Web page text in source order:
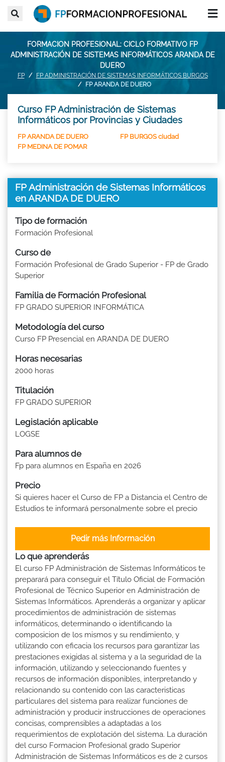
FORMACION PROFESIONAL: CICLO FORMATIVO FP
ADMINISTRACIÓN DE SISTEMAS INFORMÁTICOS ARANDA DE
DUERO
FP
FP ADMINISTRACIÓN DE SISTEMAS INFORMÁTICOS BURGOS
FP ARANDA DE DUERO
Curso FP Administración de Sistemas
Informáticos por Provincias y Ciudades
FP ARANDA DE DUERO
FP BURGOS ciudad
FP MEDINA DE POMAR
FP Administración de Sistemas Informáticos
en ARANDA DE DUERO
Tipo de formación
Formación Profesional
Curso de
Formación Profesional de Grado Superior - FP de Grado
Superior
Familia de Formación Profesional
FP GRADO SUPERIOR INFORMÁTICA
Metodología del curso
Curso FP Presencial en ARANDA DE DUERO
Horas necesarias
2000 horas
Titulación
FP GRADO SUPERIOR
Legislación aplicable
LOGSE
Para alumnos de
Fp para alumnos en España en 2026
Precio
Si quieres hacer el Curso de FP a Distancia el Centro de
Estudios te informará personalmente sobre el precio
Pedir más Información
Lo que aprenderás
El curso FP Administración de Sistemas Informáticos te
preparará para conseguir el Título Oficial de Formación
Profesional de Técnico Superior en Administración de
Sistemas Informáticos. Aprenderás a organizar y aplicar
procedimientos de administración de sistemas
informáticos, determinando o identificando la
composicion de los mismos y su rendimiento, y
utilizando con eficacia los recursos para garantizar las
prestaciones exigidas al sistema y a la seguridad de la
información, utilizando y seleccionando fuentes y
recursos de información disponibles, interpretando y
relacionando su contenido con las caracteristicas
particulares del sistema para realizar funciones de
administración y producir instrucciones de operaciones
concisas, comprensibles a adaptadas a los
requerimientos de explotación del sistema. La duración
del curso Formacion Profesional grado Superior
Administración de Sistemas Informáticos es de 2 cursos